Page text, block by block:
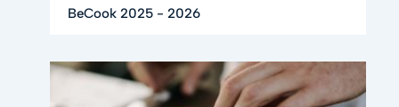
BeCook 2025 - 2026